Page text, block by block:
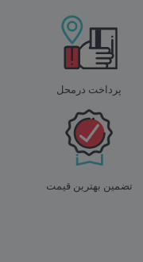
پرداخت درمحل
تضمین بهترین قیمت